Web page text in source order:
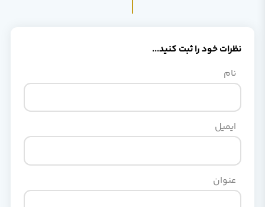
نظرات خود را ثبت کنید...
نام
ایمیل
عنوان